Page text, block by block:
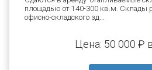
площадью от 140-300 кв.м. Склады
офисно-складского зд...
Цена: 50 000 ₽